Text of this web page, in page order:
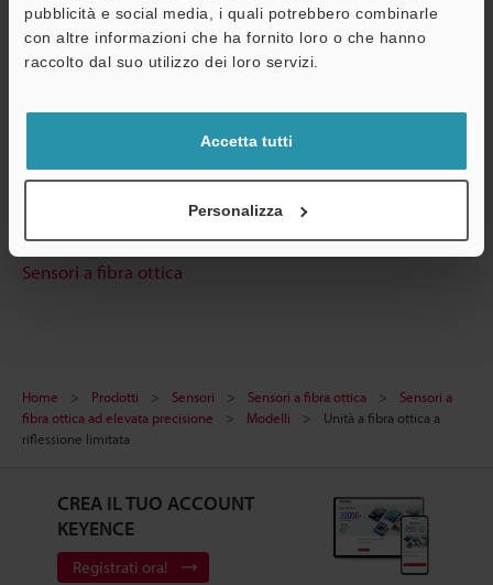
pubblicità e social media, i quali potrebbero combinarle
con altre informazioni che ha fornito loro o che hanno
raccolto dal suo utilizzo dei loro servizi.
Accetta tutti
Personalizza
CAD / CAE
Manuali
Chiedi dimostrazione
Sensori a fibra ottica
Home Prodotti Sensori Sensori a fibra ottica
Sensori a
fibra ottica ad elevata precisione
Modelli
Unità a fibra ottica a
riflessione limitata
CREA IL TUO ACCOUNT
KEYENCE
Registrati ora!